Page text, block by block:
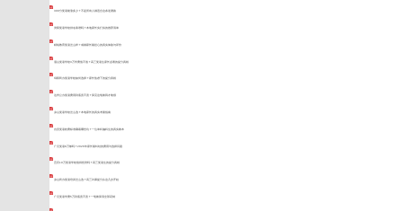
300分复读能涨多少？不是所有人都适合这条逆袭路
资阳复读学校排名靠谱吗？本地家长实打实的推荐清单
精锐教育复读怎么样？成都家长最担心的真实体验与评价
眉山复读学校3万学费值不值？高三复读生家长必看的提分真相
绵阳民办复读学校如何选择？家长焦虑下的提分真相
达州公办复读费用到底贵不贵？算完这笔账我才敢报
凉山复读学校怎么选？本地家长的真实考量指南
自贡复读收费标准藏着哪些坑？一位单科偏科生的真实账本
广元复读8万够吗？2026年家长最纠结的费用与选择问题
宜宾10万复读学校值得投资吗？高三复读生的提分真相
凉山民办复读培训怎么选？高三补课提分从这几步开始
广元复读学费5万到底贵不贵？一笔账算清全部花销